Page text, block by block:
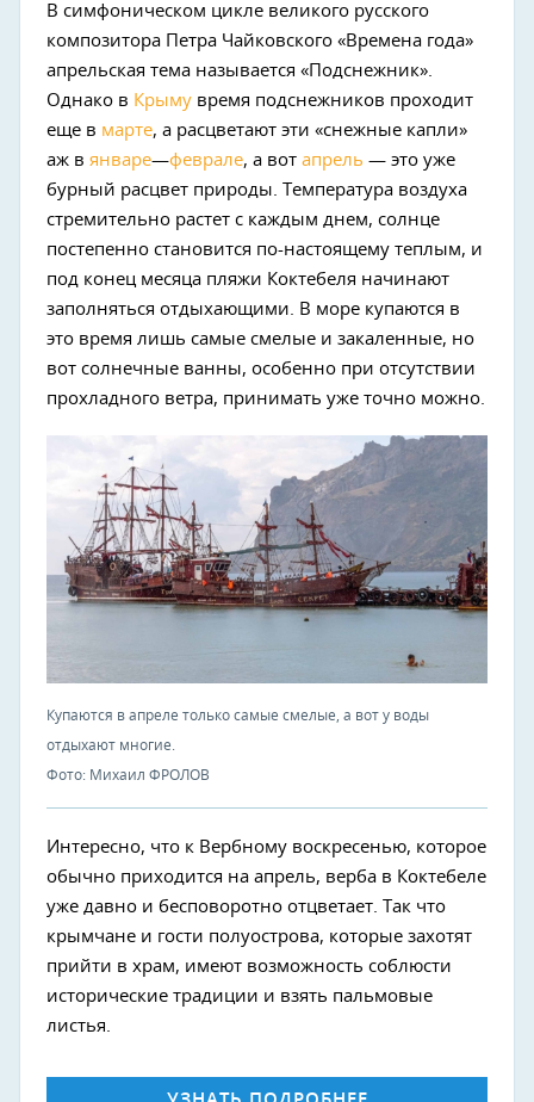
В симфоническом цикле великого русского
композитора Петра Чайковского «Времена года»
апрельская тема называется «Подснежник».
Однако в Крыму время подснежников проходит
еще в марте, а расцветают эти «снежные капли»
аж в январе—феврале, а вот апрель — это уже
бурный расцвет природы. Температура воздуха
стремительно растет с каждым днем, солнце
постепенно становится по-настоящему теплым, и
под конец месяца пляжи Коктебеля начинают
заполняться отдыхающими. В море купаются в
это время лишь самые смелые и закаленные, но
вот солнечные ванны, особенно при отсутствии
прохладного ветра, принимать уже точно можно.
Купаются в апреле только самые смелые, а вот у воды
отдыхают многие.
Фото: Михаил ФРОЛОВ
Интересно, что к Вербному воскресенью, которое
обычно приходится на апрель, верба в Коктебеле
уже давно и бесповоротно отцветает. Так что
крымчане и гости полуострова, которые захотят
прийти в храм, имеют возможность соблюсти
исторические традиции и взять пальмовые
листья.